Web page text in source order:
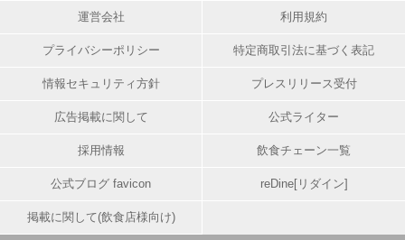
運営会社 利用規約
プライバシーポリシー 特定商取引法に基づく表記
情報セキュリティ方針 プレスリリース受付
広告掲載に関して 公式ライター
採用情報 飲食チェーン一覧
公式ブログ favicon reDine[リダイン]
掲載に関して(飲食店様向け)